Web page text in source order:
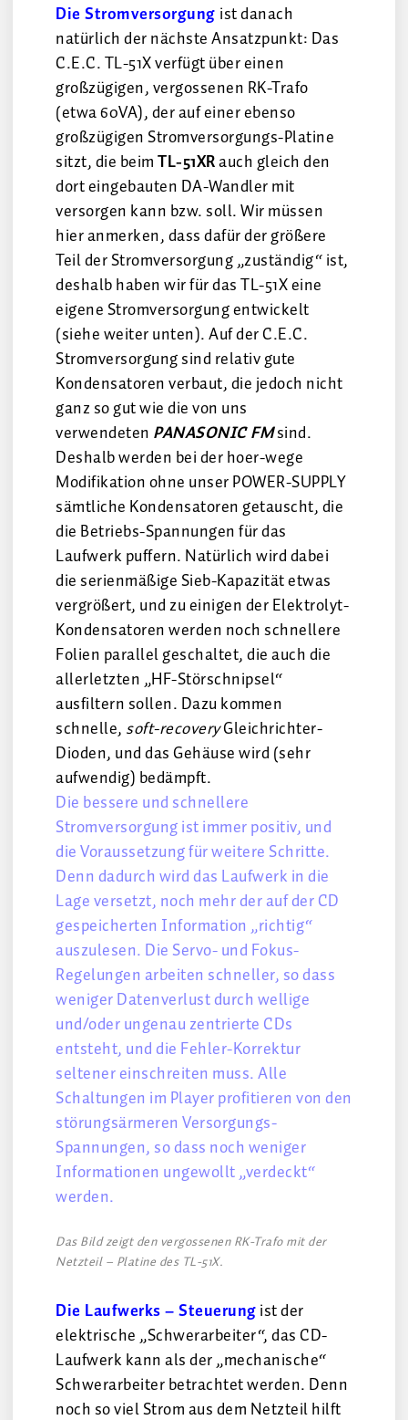
Die Stromversorgung ist danach
natürlich der nächste Ansatzpunkt: Das
C.E.C. TL-51X verfügt über einen
großzügigen, vergossenen RK-Trafo
(etwa 60VA), der auf einer ebenso
großzügigen Stromversorgungs-Platine
sitzt, die beimTL-51XRauch gleich den
dort eingebauten DA-Wandler mit
versorgen kann bzw. soll. Wir müssen
hier anmerken, dass dafür der größere
Teil der Stromversorgung „zuständig“ ist,
deshalb haben wir für das TL-51X eine
eigene Stromversorgung entwickelt
(siehe weiter unten). Auf der C.E.C.
Stromversorgung sind relativ gute
Kondensatoren verbaut, die jedoch nicht
ganz so gut wie die von uns
verwendeten PANASONIC FMsind.
Deshalb werden bei der hoer-wege
Modifikation ohne unser POWER-SUPPLY
sämtliche Kondensatoren getauscht, die
die Betriebs-Spannungen für das
Laufwerk puffern. Natürlich wird dabei
die serienmäßige Sieb-Kapazität etwas
vergrößert, und zu einigen der Elektrolyt-
Kondensatoren werden noch schnellere
Folien parallel geschaltet, die auch die
allerletzten „HF-Störschnipsel“
ausfiltern sollen. Dazu kommen
schnelle, soft-recoveryGleichrichter-
Dioden, und das Gehäuse wird (sehr
aufwendig) bedämpft.
Die bessere und schnellere
Stromversorgung ist immer positiv, und
die Voraussetzung für weitere Schritte.
Denn dadurch wird das Laufwerk in die
Lage versetzt, noch mehr der auf der CD
gespeicherten Information „richtig“
auszulesen. Die Servo- und Fokus-
Regelungen arbeiten schneller, so dass
weniger Datenverlust durch wellige
und/oder ungenau zentrierte CDs
entsteht, und die Fehler-Korrektur
seltener einschreiten muss. Alle
Schaltungen im Player profitieren von den
störungsärmeren Versorgungs-
Spannungen, so dass noch weniger
Informationen ungewollt „verdeckt“
werden.
Das Bild zeigt den vergossenen RK-Trafo mit der
Netzteil – Platine des TL-51X.
Die Laufwerks – Steuerungist der
elektrische „Schwerarbeiter“, das CD-
Laufwerk kann als der „mechanische“
Schwerarbeiter betrachtet werden. Denn
noch so viel Strom aus dem Netzteil hilft